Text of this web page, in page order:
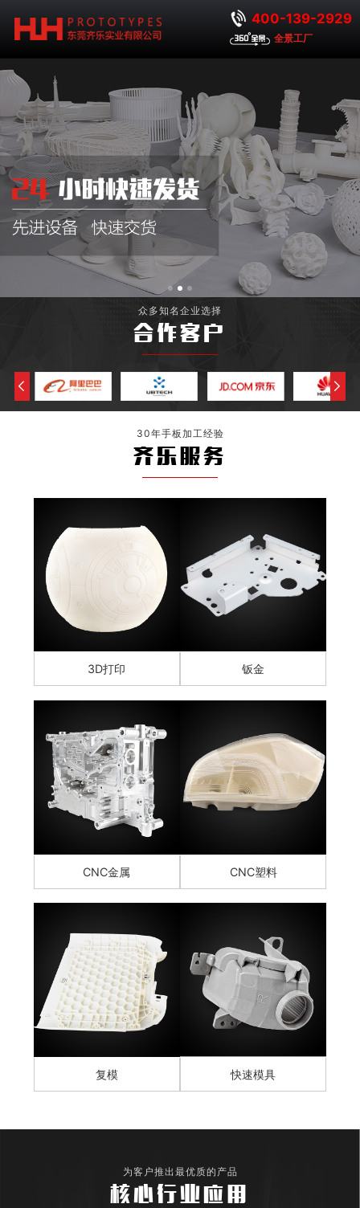
400-139-2929
全景工厂
众多知名企业选择
合作客户
30年手板加工经验
齐乐服务
3D打印 钣金
CNC金属 CNC塑料
复模 快速模具
为客户推出最优质的产品
核心行业应用